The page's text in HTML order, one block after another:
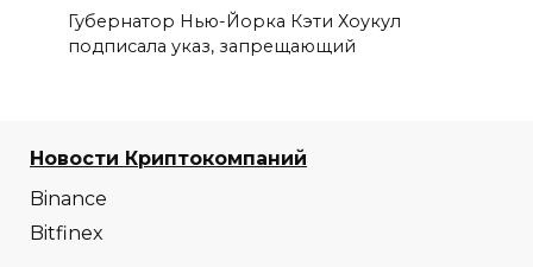
Губернатор Нью-Йорка Кэти Хоукул
подписала указ, запрещающий
Новости Криптокомпаний
Binance
Bitfinex